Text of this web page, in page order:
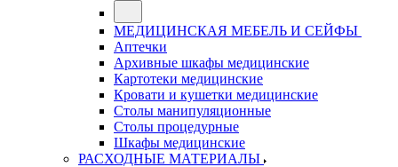
МЕДИЦИНСКАЯ МЕБЕЛЬ И СЕЙФЫ
Аптечки
Архивные шкафы медицинские
Картотеки медицинские
Кровати и кушетки медицинские
Столы манипуляционные
Столы процедурные
Шкафы медицинские
РАСХОДНЫЕ МАТЕРИАЛЫ